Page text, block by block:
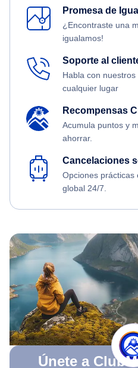
Promesa de
¿Encontraste una
igualamos!
Soporte al
Habla con
cualquier lugar
Recompensas
Acumula puntos y
ahorrar.
Cancelaciones
Opciones prácticas
global 24/7.
Únete a